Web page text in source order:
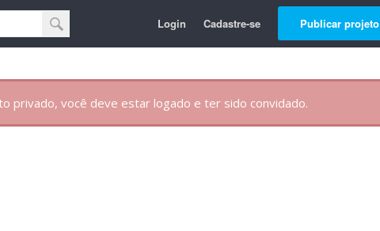
Login Cadastre-se Publicar projeto
privado, você deve estar logado e ter sido convidado.